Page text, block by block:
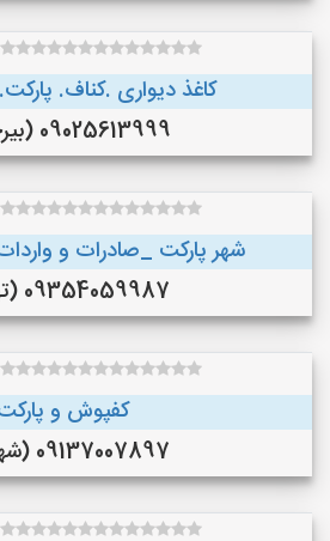
کاغذ دیواری .کناف.
09025613999 (بیرجند )
شهر پارکت _صادرات و
09354059987 (تهران)
کفپوش و
09137007897 (شهرکرد)